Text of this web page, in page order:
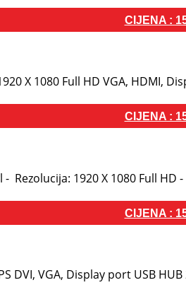
CIJENA :
X 1080 Full HD VGA, HDMI,
CIJENA :
- Rezolucija: 1920 X 1080 Full
CIJENA :
DVI, VGA, Display port USB